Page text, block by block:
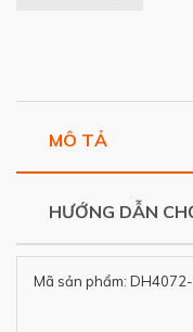
MÔ TẢ
HƯỚNG DẪN
Mã sản phẩm: